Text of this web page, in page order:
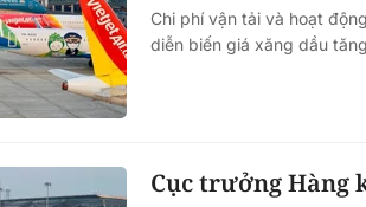
Chi phí vận tải và hoạt
diễn biến giá xăng dầu
Cục trưởng Hàng